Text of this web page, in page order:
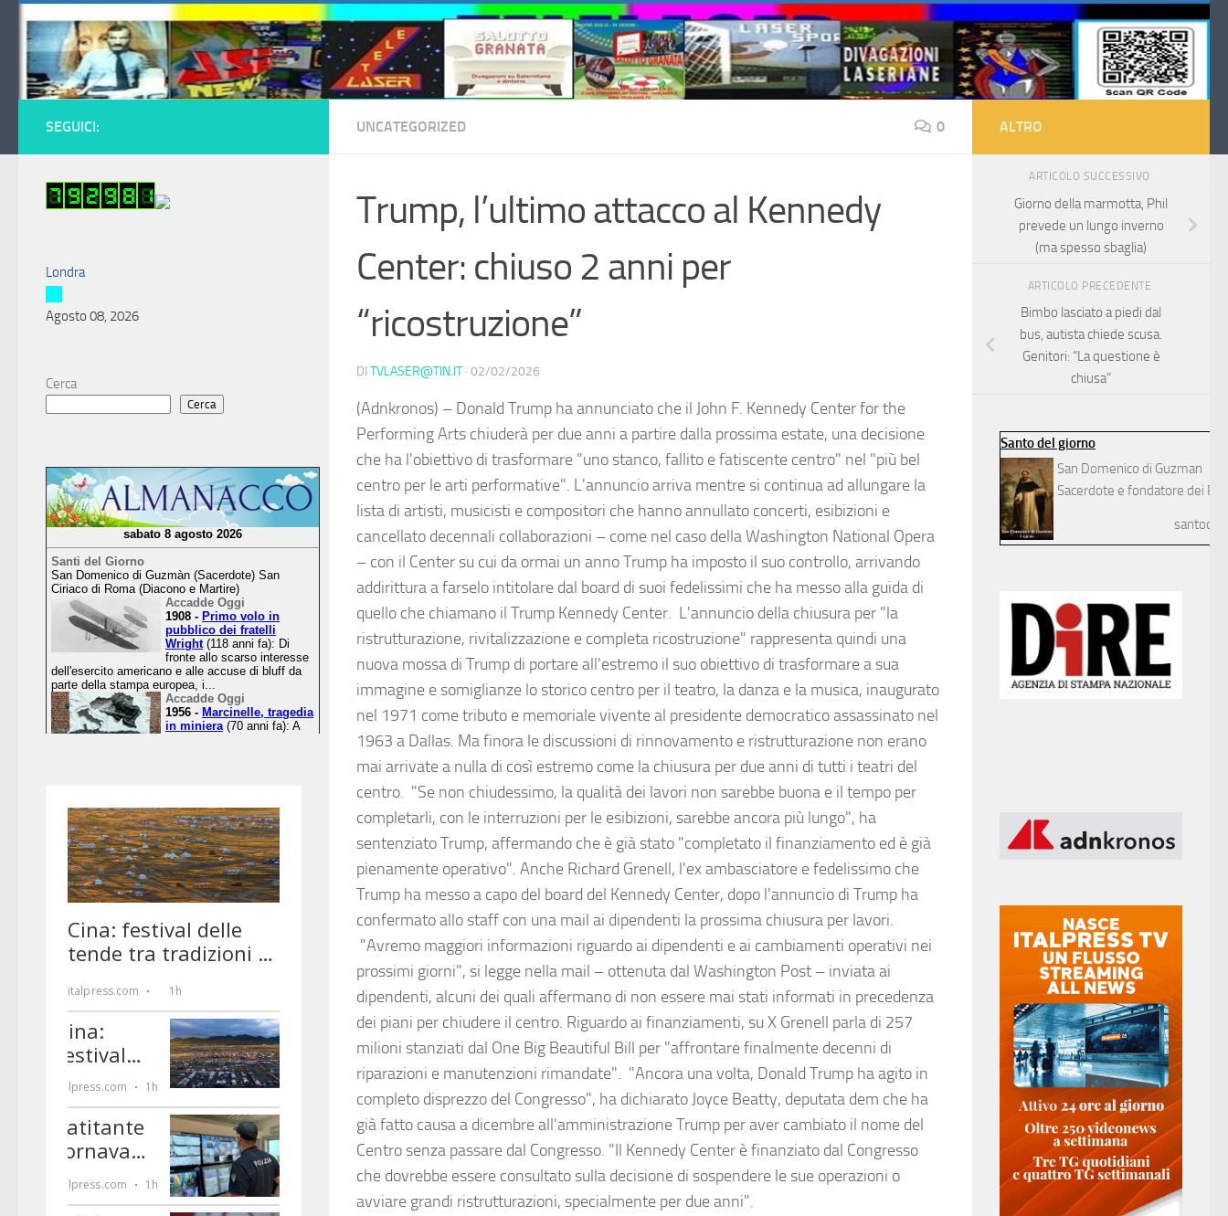
Salta al contenuto
UNCATEGORIZED 0
Trump, l’ultimo attacco al Kennedy
Center: chiuso 2 anni per
“ricostruzione”
DI TVLASER@TIN.IT · 02/02/2026
(Adnkronos) – Donald Trump ha annunciato che il John F. Kennedy Center for the
Performing Arts chiuderà per due anni a partire dalla prossima estate, una decisione
che ha l'obiettivo di trasformare "uno stanco, fallito e fatiscente centro" nel "più bel
centro per le arti performative". L'annuncio arriva mentre si continua ad allungare la
lista di artisti, musicisti e compositori che hanno annullato concerti, esibizioni e
cancellato decennali collaborazioni – come nel caso della Washington National Opera
– con il Center su cui da ormai un anno Trump ha imposto il suo controllo, arrivando
addirittura a farselo intitolare dal board di suoi fedelissimi che ha messo alla guida di
quello che chiamano il Trump Kennedy Center. L'annuncio della chiusura per "la
ristrutturazione, rivitalizzazione e completa ricostruzione" rappresenta quindi una
nuova mossa di Trump di portare all'estremo il suo obiettivo di trasformare a sua
immagine e somiglianze lo storico centro per il teatro, la danza e la musica, inaugurato
nel 1971 come tributo e memoriale vivente al presidente democratico assassinato nel
1963 a Dallas. Ma finora le discussioni di rinnovamento e ristrutturazione non erano
mai arrivate a nulla di così estremo come la chiusura per due anni di tutti i teatri del
centro. "Se non chiudessimo, la qualità dei lavori non sarebbe buona e il tempo per
completarli, con le interruzioni per le esibizioni, sarebbe ancora più lungo", ha
sentenziato Trump, affermando che è già stato "completato il finanziamento ed è già
pienamente operativo". Anche Richard Grenell, l'ex ambasciatore e fedelissimo che
Trump ha messo a capo del board del Kennedy Center, dopo l'annuncio di Trump ha
confermato allo staff con una mail ai dipendenti la prossima chiusura per lavori.
"Avremo maggiori informazioni riguardo ai dipendenti e ai cambiamenti operativi nei
prossimi giorni", si legge nella mail – ottenuta dal Washington Post – inviata ai
dipendenti, alcuni dei quali affermano di non essere mai stati informati in precedenza
dei piani per chiudere il centro. Riguardo ai finanziamenti, su X Grenell parla di 257
milioni stanziati dal One Big Beautiful Bill per "affrontare finalmente decenni di
riparazioni e manutenzioni rimandate". "Ancora una volta, Donald Trump ha agito in
completo disprezzo del Congresso", ha dichiarato Joyce Beatty, deputata dem che ha
già fatto causa a dicembre all'amministrazione Trump per aver cambiato il nome del
Centro senza passare dal Congresso. "Il Kennedy Center è finanziato dal Congresso
che dovrebbe essere consultato sulla decisione di sospendere le sue operazioni o
avviare grandi ristrutturazioni, specialmente per due anni".
SEGUICI:
Londra
Agosto 08, 2026
Cerca
Cerca
ALTRO
ARTICOLO SUCCESSIVO
Giorno della marmotta, Phil
prevede un lungo inverno
(ma spesso sbaglia)
ARTICOLO PRECEDENTE
Bimbo lasciato a piedi dal
bus, autista chiede scusa.
Genitori: “La questione è
chiusa”
Santo del giorno
San Domenico di Guzman
Sacerdote e fondatore dei